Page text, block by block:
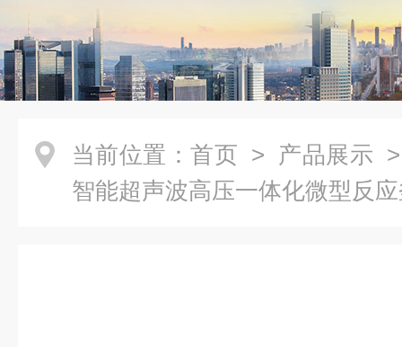
当前位置： 首页 > 产品展示
智能超声波高压一体化微型反